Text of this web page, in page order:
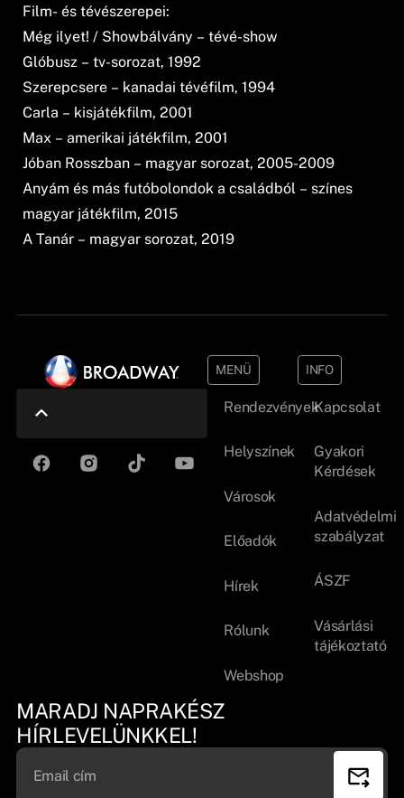
Film- és tévészerepei:
Még ilyet! / Showbálvány – tévé-show
Glóbusz – tv-sorozat, 1992
Szerepcsere – kanadai tévéfilm, 1994
Carla – kisjátékfilm, 2001
Max – amerikai játékfilm, 2001
Jóban Rosszban – magyar sorozat, 2005-2009
Anyám és más futóbolondok a családból – színes
magyar játékfilm, 2015
A Tanár – magyar sorozat, 2019
MENÜ
Rendezvények
Helyszínek
Városok
Előadók
Hírek
Rólunk
Webshop
INFO
Kapcsolat
Gyakori
Kérdések
Adatvédelmi
szabályzat
ÁSZF
Vásárlási
tájékoztató
MARADJ NAPRAKÉSZ
HÍRLEVELÜNKKEL!